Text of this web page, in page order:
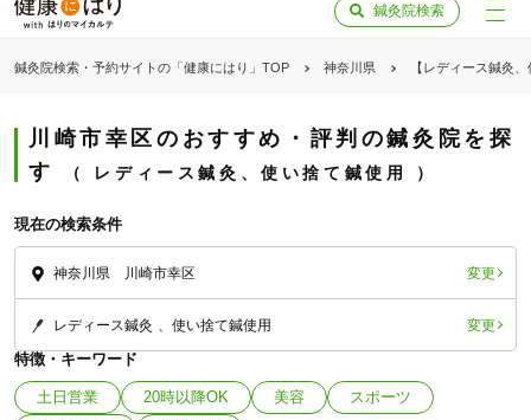
鍼灸院検索
鍼灸院検索・予約サイトの「健康にはり」TOP 神奈川県 【レディース鍼灸
川崎市幸区のおすすめ・評判の鍼灸院を探
す
レディース鍼灸、使い捨て鍼使用
現在の検索条件
神奈川県 川崎市幸区 変更
レディース鍼灸 使い捨て鍼使用 変更
特徴・キーワード
土日営業 20時以降OK 美容
スポーツ
「健康にはりを見た」